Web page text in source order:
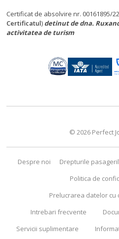
Certificat de absolvire nr. 00161895/
Certificatul) detinut de dna.
activitatea de turism
© 2026 Perfect
Despre noi Drepturile
Politica de
Prelucrarea datelor cu
Intrebari frecvente
Servicii suplimentare